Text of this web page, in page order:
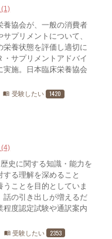
(1)
養協会が、一般の消費者
プリメントについて、
養状態を評価し適切に
サプリメントアドバイ
施。日本臨床栄養協会
menu_book 受験したい 1420
(4)
史に関する知識・能力を
る理解を深めること
ことを目的としていま
話の引き出しが増えるだ
程度認定試験や通訳案内
menu_book 受験したい 2353